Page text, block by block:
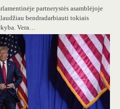
partnerystės asamblėjoje
bendradarbiauti tokiais
Vera…